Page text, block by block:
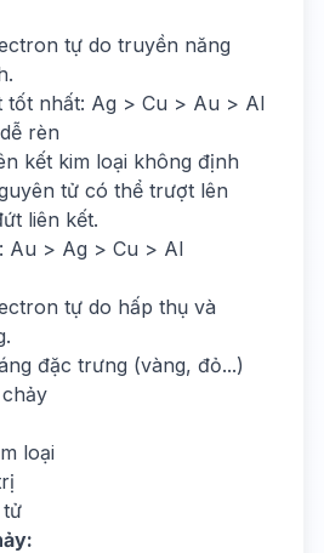
tự do truyền năng
tốt nhất: Ag > Cu > Au > Al
rèn
kết kim loại không định
tử có thể trượt lên
liên kết.
Au > Ag > Cu > Al
tự do hấp thụ và
đặc trưng (vàng, đỏ...)
loại
tử